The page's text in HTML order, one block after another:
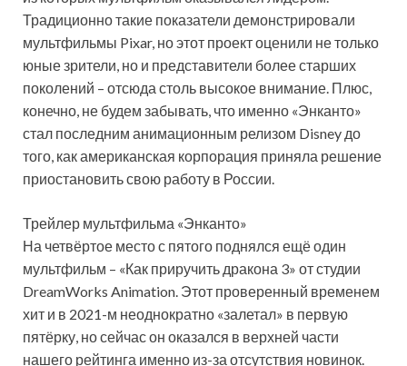
Традиционно такие показатели демонстрировали
мультфильмы Pixar, но этот проект оценили не только
юные зрители, но и представители более старших
поколений – отсюда столь высокое внимание. Плюс,
конечно, не будем забывать, что именно «Энканто»
стал последним анимационным релизом Disney до
того, как американская корпорация приняла решение
приостановить свою работу в России.
Трейлер мультфильма «Энканто»
На четвёртое место с пятого поднялся ещё один
мультфильм – «Как приручить дракона 3» от студии
DreamWorks Animation. Этот проверенный временем
хит и в 2021-м неоднократно «залетал» в первую
пятёрку, но сейчас он оказался в верхней части
нашего рейтинга именно из-за отсутствия новинок.